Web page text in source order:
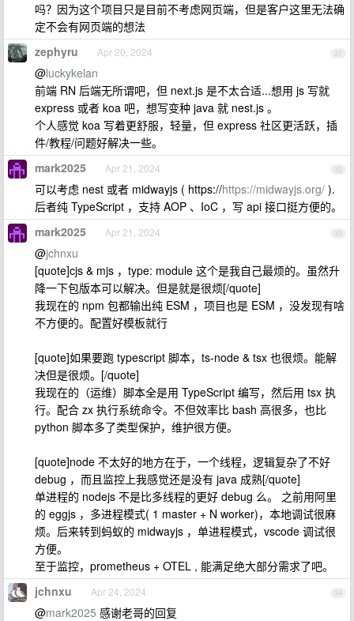
吗？因为这个项目只是目前不考虑网页端，但是客户这里无法确
定不会有网页端的想法
31
zephyru Apr 20, 2024
@luckykelan
前端 RN 后端无所谓吧，但 next.js 是不太合适...想用 js 写就
express 或者 koa 吧，想写变种 java 就 nest.js 。
个人感觉 koa 写着更舒服，轻量，但 express 社区更活跃，插
件/教程/问题好解决一些。
32
mark2025 Apr 21, 2024
可以考虑 nest 或者 midwayjs ( https://https://midwayjs.org/ ).
后者纯 TypeScript ，支持 AOP 、IoC ，写 api 接口挺方便的。
33
mark2025 Apr 21, 2024
@jchnxu
[quote]cjs & mjs ，type: module 这个是我自己最烦的。虽然升
降一下包版本可以解决。但是就是很烦[/quote]
我现在的 npm 包都输出纯 ESM ，项目也是 ESM ，没发现有啥
不方便的。配置好模板就行
[quote]如果要跑 typescript 脚本，ts-node & tsx 也很烦。能解
决但是很烦。[/quote]
我现在的（运维）脚本全是用 TypeScript 编写，然后用 tsx 执
行。配合 zx 执行系统命令。不但效率比 bash 高很多，也比
python 脚本多了类型保护，维护很方便。
[quote]node 不太好的地方在于，一个线程，逻辑复杂了不好
debug ，而且监控上我感觉还是没有 java 成熟[/quote]
单进程的 nodejs 不是比多线程的更好 debug 么。 之前用阿里
的 eggjs ，多进程模式( 1 master + N worker)，本地调试很麻
烦。后来转到蚂蚁的 midwayjs ，单进程模式，vscode 调试很
方便。
至于监控，prometheus + OTEL , 能满足绝大部分需求了吧。
34
jchnxu Apr 24, 2024
@mark2025 感谢老哥的回复